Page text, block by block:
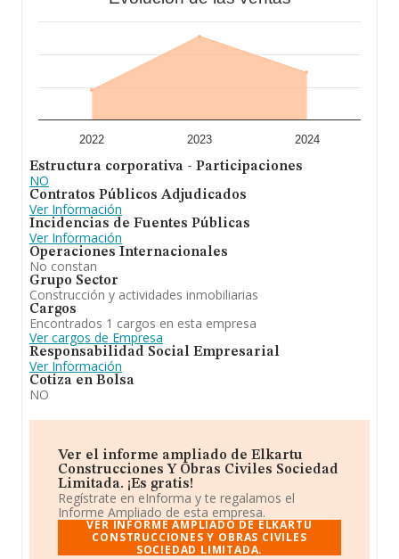
edificaciones. En el ranking de provincia, ha
experimentado un retroceso.
2022 2023 2024
Estructura corporativa - Participaciones
NO
Contratos Públicos Adjudicados
Ver Información
Incidencias de Fuentes Públicas
Ver Información
Operaciones Internacionales
No constan
Grupo Sector
Construcción y actividades inmobiliarias
Cargos
Encontrados 1 cargos en esta empresa
Ver cargos de Empresa
Responsabilidad Social Empresarial
Ver Información
Cotiza en Bolsa
NO
Ver el informe ampliado de Elkartu
Construcciones Y Obras Civiles Sociedad
Limitada. ¡Es gratis!
Regístrate en eInforma y te regalamos el
Informe Ampliado de esta empresa.
VER INFORME AMPLIADO DE ELKARTU
CONSTRUCCIONES Y OBRAS CIVILES
SOCIEDAD LIMITADA.